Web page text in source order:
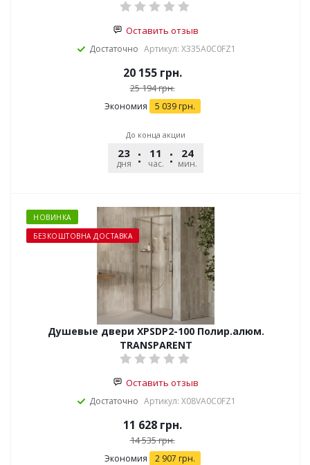
Оставить отзыв
Достаточно Артикул: X335A0C0FZ1
20 155грн.
25 194грн.
Экономия 5 039грн.
До конца акции
23
дня
11
час.
24
мин.
НОВИНКА
БЕЗКОШТОВНА ДОСТАВКА
Душевые двери XPSDP2-100 Полир.алюм.
TRANSPARENT
Оставить отзыв
Достаточно Артикул: X08VA0C0FZ1
11 628грн.
14 535грн.
Экономия 2 907 грн.